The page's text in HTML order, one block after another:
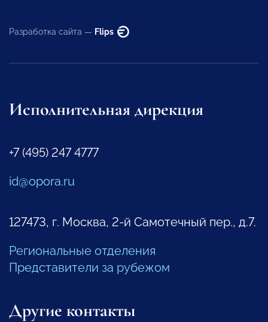
Разработка сайта — Flips
Исполнительная дирекция
+7 (495) 247 4777
id@opora.ru
127473, г. Москва, 2-й Самотечный пер., д.7.
Региональные отделения
Представители за рубежом
Другие контакты